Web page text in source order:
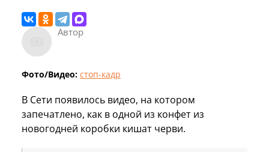
Автор
Фото/Видео: стоп-кадр
В Сети появилось видео, на котором
запечатлено, как в одной из конфет из
новогодней коробки кишат черви.